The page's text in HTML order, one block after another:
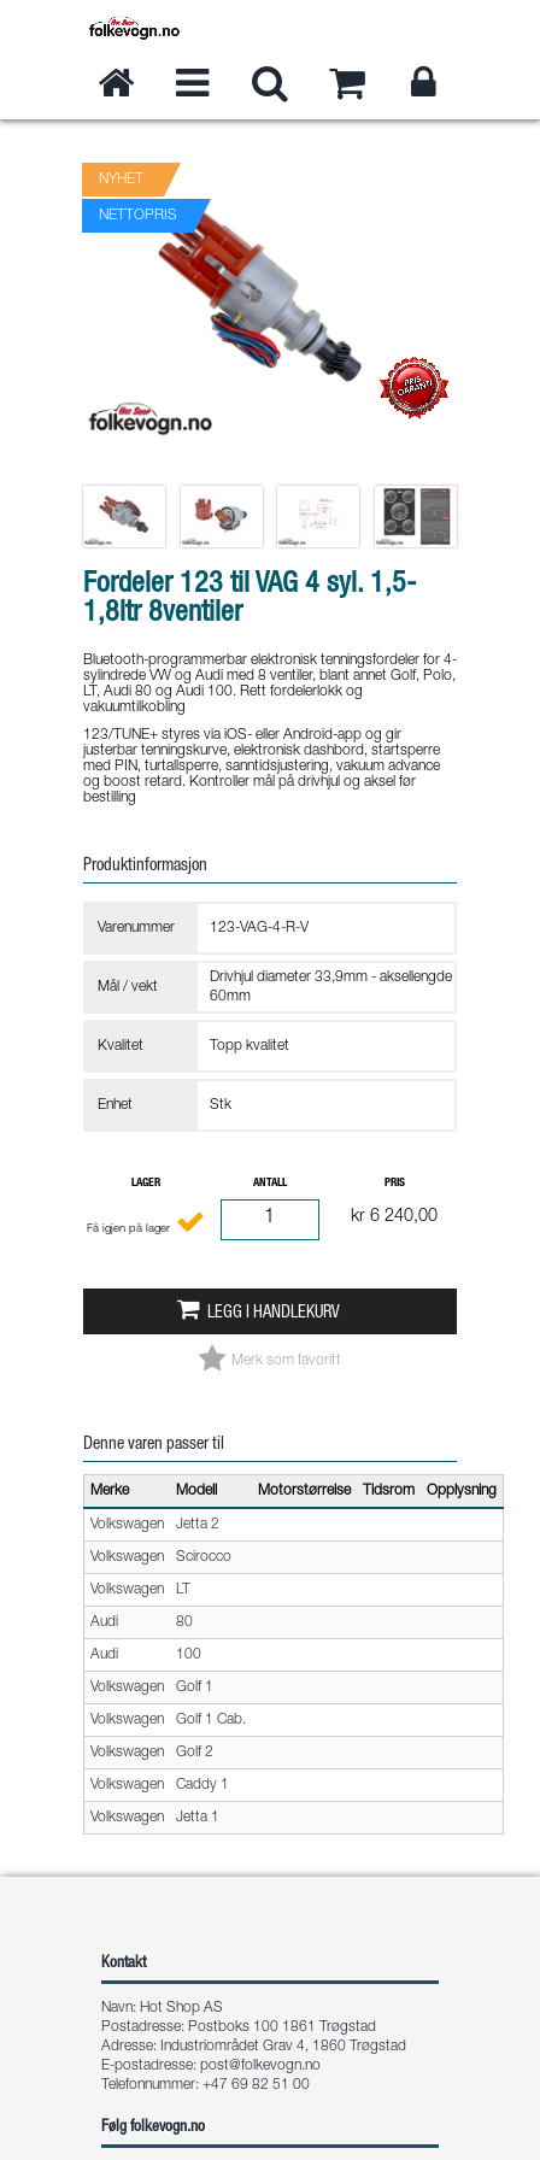
NYHET
NETTOPRIS
Fordeler 123 til VAG 4 syl. 1,5-
1,8ltr 8ventiler
Bluetooth-programmerbar elektronisk tenningsfordeler for 4-
sylindrede VW og Audi med 8 ventiler, blant annet Golf, Polo,
LT, Audi 80 og Audi 100. Rett fordelerlokk og
vakuumtilkobling
123/TUNE+ styres via iOS- eller Android-app og gir
justerbar tenningskurve, elektronisk dashbord, startsperre
med PIN, turtallsperre, sanntidsjustering, vakuum advance
og boost retard. Kontroller mål på drivhjul og aksel før
bestilling
Produktinformasjon
Varenummer 123-VAG-4-R-V
Mål / vekt
Drivhjul diameter 33,9mm - aksellengde
60mm
Kvalitet Topp kvalitet
Enhet Stk
LAGER
Få igjen på lager
ANTALL PRIS
kr 6 240,00
LEGG I HANDLEKURV
Merk som favoritt
Denne varen passer til
Merke Modell Motorstørrelse Tidsrom Opplysning
Volkswagen Jetta 2
Volkswagen Scirocco
Volkswagen LT
Audi 80
Audi 100
Volkswagen Golf 1
Volkswagen Golf 1 Cab.
Volkswagen Golf 2
Volkswagen Caddy 1
Volkswagen Jetta 1
Kontakt
Navn: Hot Shop AS
Postadresse: Postboks 100 1861 Trøgstad
Adresse: Industriområdet Grav 4, 1860 Trøgstad
E-postadresse: post@folkevogn.no
Telefonnummer: +47 69 82 51 00
Følg folkevogn.no